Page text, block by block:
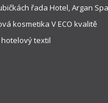
řada Hotel, Argan Spa
kosmetika V ECO kvalitě
textil